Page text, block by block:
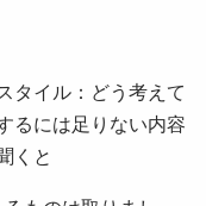
タイル：どう考えて
るには足りない内容
くと